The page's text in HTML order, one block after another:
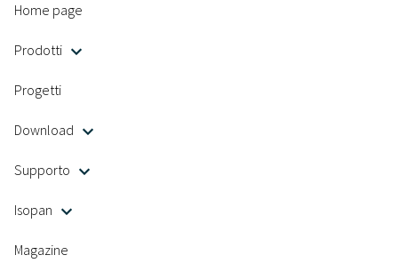
Home page
Prodotti
Progetti
Download
Supporto
Isopan
Magazine